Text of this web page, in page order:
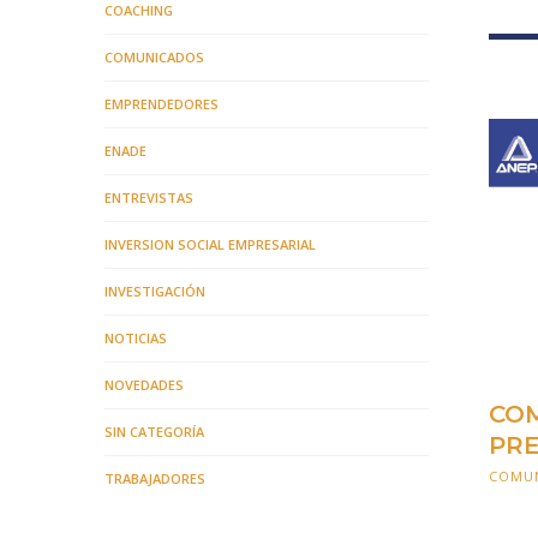
COACHING
COMUNICADOS
EMPRENDEDORES
ENADE
ENTREVISTAS
INVERSION SOCIAL EMPRESARIAL
INVESTIGACIÓN
NOTICIAS
NOVEDADES
SIN CATEGORÍA
TRABAJADORES